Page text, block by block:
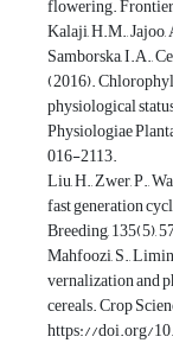
Kalaji, H.M., Jajoo,
Samborska, I.A.,
(2016).
physiological
Physiologiae
Liu, H., Zwer, P.,
fast generation
Breeding, 135(5),
Mahfoozi, S.,
vernalization and
cereals. Crop
https://doi.org/